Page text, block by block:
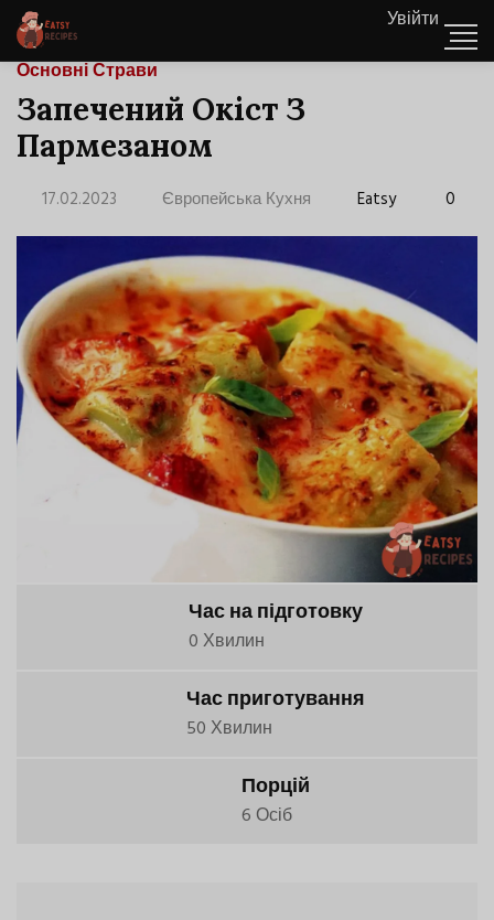
Увійти
Основні Страви
Запечений Окіст З
Пармезаном
17.02.2023 Європейська Кухня Eatsy 0
Час на підготовку
0 Хвилин
Час приготування
50 Хвилин
Порцій
6 Осіб